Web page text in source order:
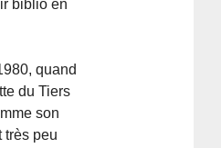
biblio en
quand
du Tiers
son
très peu